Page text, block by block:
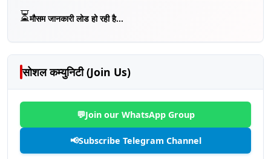
⏳मौसम जानकारी लोड हो रही है...
सोशल कम्युनिटी (Join Us)
💬Join our WhatsApp Group
📢Subscribe Telegram Channel